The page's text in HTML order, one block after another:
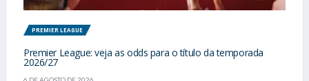
PREMIER LEAGUE
Premier League: veja as odds para o título da temporada
2026/27